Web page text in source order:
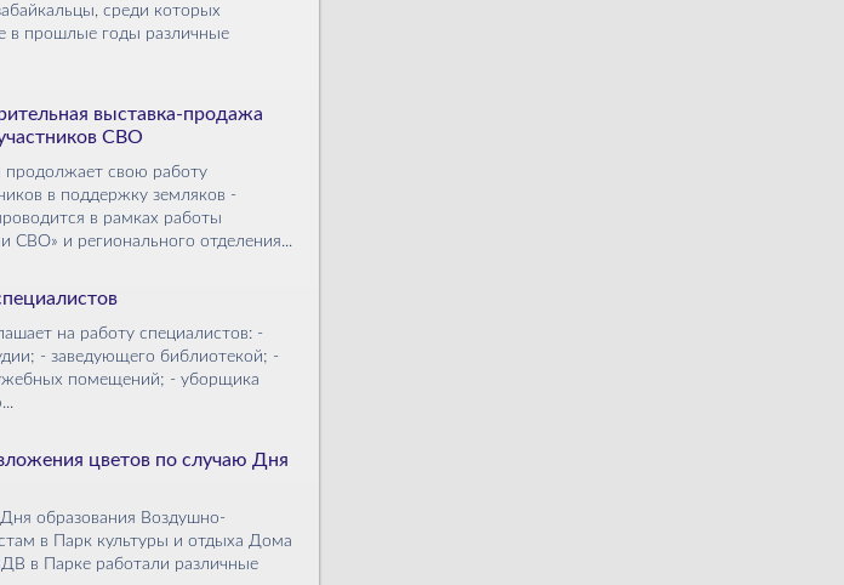
среди которых
в прошлые годы различные
выставка-продажа
СВО
продолжает свою работу
в поддержку земляков -
в рамках работы
СВО» и регионального отделения...
на работу специалистов: -
- заведующего библиотекой; -
помещений; - уборщика
цветов по случаю Дня
образования Воздушно-
в Парк культуры и отдыха Дома
в Парке работали различные